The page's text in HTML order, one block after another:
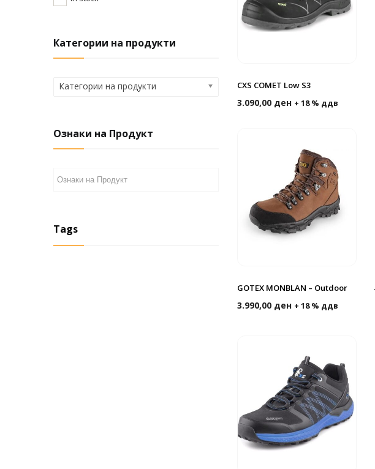
CXS COMET Low S3
3.090,00 ден + 18 % ддв
GOTEX MONBLAN – Outdoor
3.990,00 ден + 18 % ддв
Категории на продукти
Категории на продукти
Ознаки на Продукт
Tags